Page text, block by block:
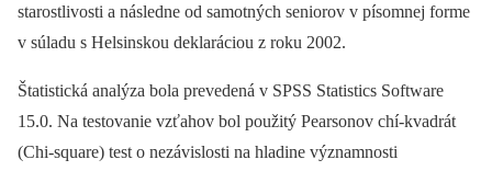
starostlivosti a následne od samotných seniorov v písomnej forme
v súladu s Helsinskou deklaráciou z roku 2002.
Štatistická analýza bola prevedená v SPSS Statistics Software
15.0. Na testovanie vzťahov bol použitý Pearsonov chí-kvadrát
(Chi-square) test o nezávislosti na hladine významnosti